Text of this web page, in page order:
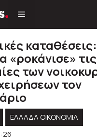
«ροκάνισε» τις
των
τον
ΕΛΛΆΔΑ ΟΙΚΟΝΟΜΊΑ